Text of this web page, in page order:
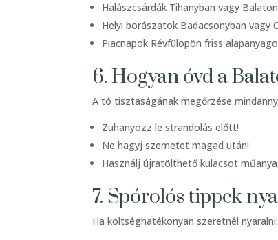
Halászcsárdák Tihanyban vagy
Helyi borászatok Badacsonyban vagy
Piacnapok Révfülöpön friss
6. Hogyan óvd a
A tó tisztaságának megőrzése
Zuhanyozz le strandolás előtt!
Ne hagyj szemetet magad után!
Használj újratölthető kulacsot
7. Spórolós tippek
Ha költséghatékonyan szeretnél nyaralni: